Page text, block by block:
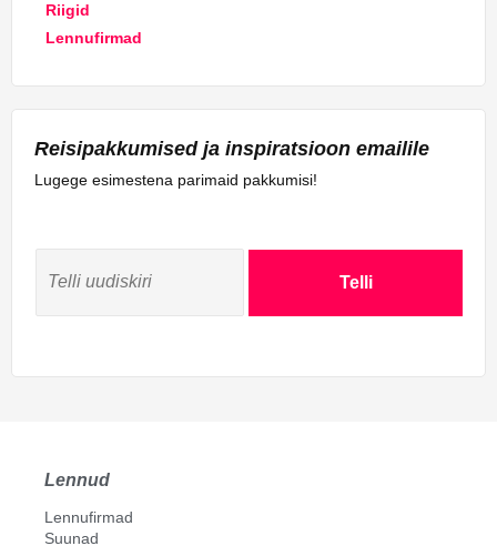
Riigid
Lennufirmad
Reisipakkumised ja inspiratsioon emailile
Lugege esimestena parimaid pakkumisi!
Telli
Lennud
Lennufirmad
Suunad